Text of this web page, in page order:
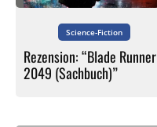
Science-Fiction
Rezension: “Blade Runner
2049 (Sachbuch)”